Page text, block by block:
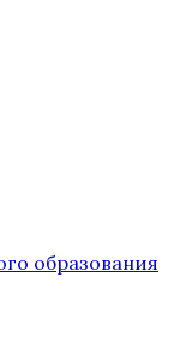
образования